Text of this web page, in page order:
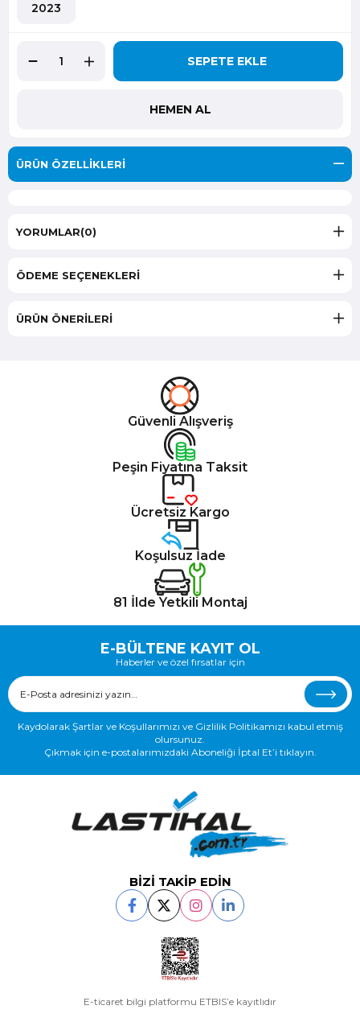
2023
ÜRÜN ÖZELLIKLERI
YORUMLAR(0)
ÖDEME SEÇENEKLERI
ÜRÜN ÖNERILERI
Güvenli Alışveriş
Peşin Fiyatına Taksit
Ücretsiz Kargo
Koşulsuz İade
81 İlde Yetkili Montaj
E-BÜLTENE KAYIT OL
Haberler ve özel fırsatlar için
Kaydolarak Şartlar ve Koşullarımızı ve Gizlilik Politikamızı kabul etmiş
olursunuz.
Çıkmak için e-postalarımızdaki Aboneliği İptal Et’i tıklayın.
BİZİ TAKİP EDİN
E-ticaret bilgi platformu ETBIS’e kayıtlıdır